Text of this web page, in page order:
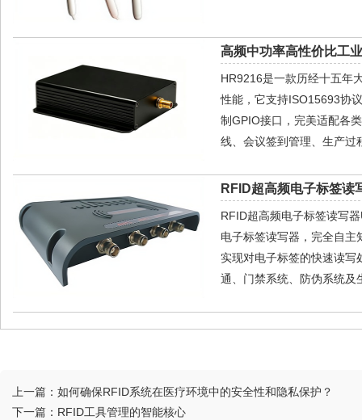
高频中功率高性价比工
HR9216是一款历经十五年
性能，它支持ISO15693协
制GPIO接口，完美适配各
线、会议签到管理、生产过
RFID超高频电子标签读
RFID超高频电子标签读写
电子标签读写器，完全自
实现对电子标签的快速读
通、门禁系统、防伪系统及
上一篇： 如何确保RFID系统在医疗环境中的安全性和隐私保护？
下一篇： RFID工具管理的智能核心